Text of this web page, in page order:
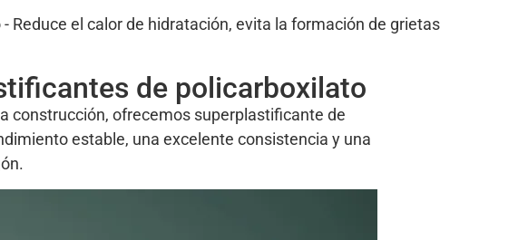
Reduce el calor de hidratación, evita la formación de grietas
de policarboxilato
construcción, ofrecemos superplastificante de
estable, una excelente consistencia y una